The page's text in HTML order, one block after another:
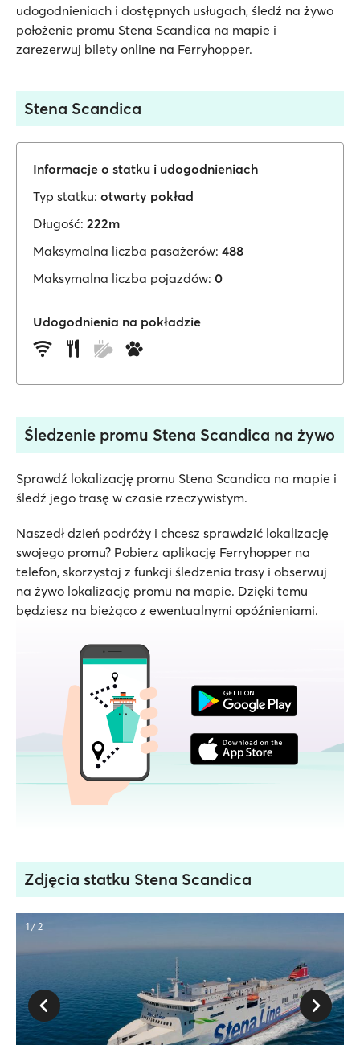
udogodnieniach i dostępnych usługach, śledź na żywo
położenie promu Stena Scandica na mapie i
zarezerwuj bilety online na Ferryhopper.
Stena Scandica
Informacje o statku i udogodnieniach
Typ statku: otwarty pokład
Długość: 222m
Maksymalna liczba pasażerów: 488
Maksymalna liczba pojazdów: 0
Udogodnienia na pokładzie
Śledzenie promu Stena Scandica na żywo
Sprawdź lokalizację promu Stena Scandica na mapie i
śledź jego trasę w czasie rzeczywistym.
Naszedł dzień podróży i chcesz sprawdzić lokalizację
swojego promu? Pobierz aplikację Ferryhopper na
telefon, skorzystaj z funkcji śledzenia trasy i obserwuj
na żywo lokalizację promu na mapie. Dzięki temu
będziesz na bieżąco z ewentualnymi opóźnieniami.
Zdjęcia statku Stena Scandica
1 / 2